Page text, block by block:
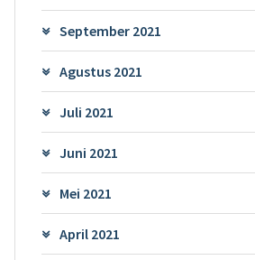
September 2021
Agustus 2021
Juli 2021
Juni 2021
Mei 2021
April 2021